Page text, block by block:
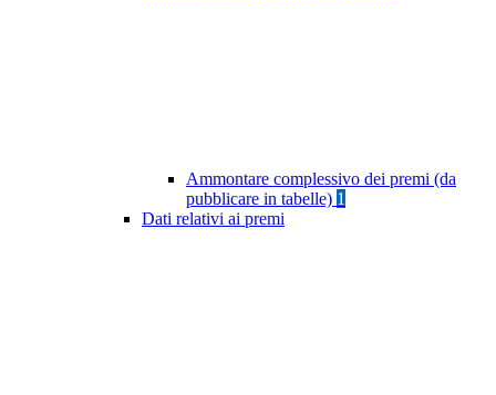
Ammontare complessivo dei premi (da
pubblicare in tabelle) 1
Dati relativi ai premi